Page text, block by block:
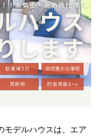
モデルハウスは、エア